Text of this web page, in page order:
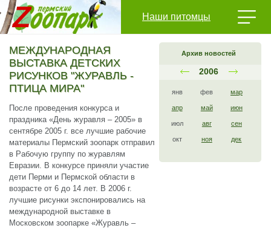
Наши питомцы
Архив новостей
2006
янв фев мар
апр май июн
июл авг сен
окт ноя дек
МЕЖДУНАРОДНАЯ
ВЫСТАВКА ДЕТСКИХ
РИСУНКОВ "ЖУРАВЛЬ -
ПТИЦА МИРА"
После проведения конкурса и
праздника «День журавля – 2005» в
сентябре 2005 г. все лучшие рабочие
материалы Пермский зоопарк отправил
в Рабочую группу по журавлям
Евразии. В конкурсе приняли участие
дети Перми и Пермской области в
возрасте от 6 до 14 лет. В 2006 г.
лучшие рисунки экспонировались на
международной выставке в
Московском зоопарке «Журавль –